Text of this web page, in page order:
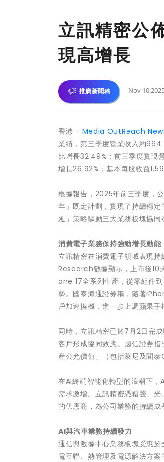
立訊精密公
現高增長
推廣新聞稿 Nov 10,2025
香港 - Media OutReach
業績，第三季度營業收入約
比增長32.49%；前三季度實現
增長26.92%；基本每股收益1.59
根據報告，2025年前三季度，
年」既定計劃，實現了持續穩
延」策略驅動三大業務板塊協同
消費電子業務保持強勁增長動能
立訊精密在消費電子領域表現
Research數據顯示，上市後10
one 17全系列生產，從零組件
勢。國泰海通證券稱，隨著
戶加速換機，進一步上調蘋果手
同時，立訊精密已於7月2日完
客戶形成協同效應。國信證券
産公允價值」（包括萊尼及聞
在AI終端智能化轉型的浪潮下
需求激增。立訊精密憑藉聲、
的供應商，為公司業務的持續成
AI與汽車業務持續發力
通信與數據中心業務板塊受惠
電互聯、熱管理及電源解決方